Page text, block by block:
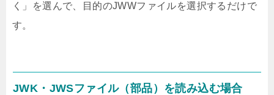
く」を選んで、目的のJWWファイルを選択するだけで
す。
JWK・JWSファイル（部品）を読み込む場合